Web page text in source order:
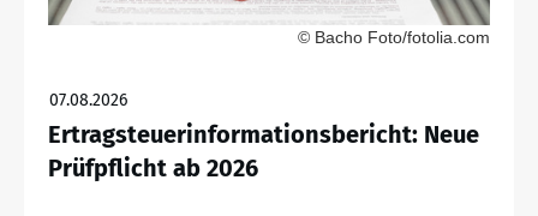
© Bacho Foto/fotolia.com
07.08.2026
Ertragsteuerinformationsbericht: Neue
Prüfpflicht ab 2026